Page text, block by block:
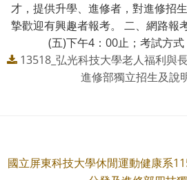
才，提供升學、進修者，對進修招
摯歡迎有興趣者報考。 二、網路報
(五)下午4：00止；考試方
13518_弘光科技大學老人福利與
進修部獨立招生及說
國立屏東科技大學休閒運動健康系